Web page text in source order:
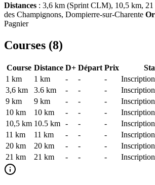
Distances : 3,6 km (Sprint CLM), 10,5 km,
des Champignons, Dompierre-sur-Charente
Pagnier
Courses (8)
Course Distance D+ Départ Prix
1 km
1 km - - -
3,6 km
3.6 km - - -
9 km
9 km - - -
10 km
10 km - - -
10,5 km 10.5 km - - -
11 km
11 km - - -
20 km
20 km - - -
21 km
21 km - - -